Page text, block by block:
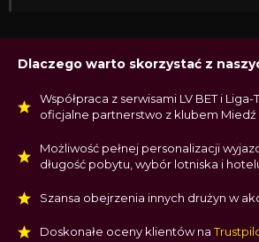
Dlaczego warto skorzystać z
Współpraca z serwisami LV BET i
oficjalne partnerstwo z klubem Miedź
Możliwość pełnej personalizacji
długość pobytu, wybór lotniska i
Szansa obejrzenia innych drużyn w
Doskonałe oceny klientów na